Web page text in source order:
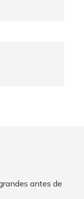
antes de